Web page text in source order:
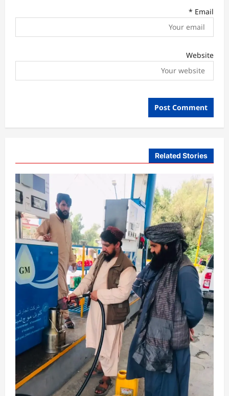
Email
*
Website
Related Stories